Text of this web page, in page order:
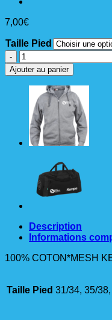
7,00€
Taille Pied
quantité
de
KEMPA
CHAUSSETTE
CLUB
CLASSICS
LOGO
Ajouter au panier
Description
Informations
100% COTON*MESH
Taille Pied 31/34, 35/